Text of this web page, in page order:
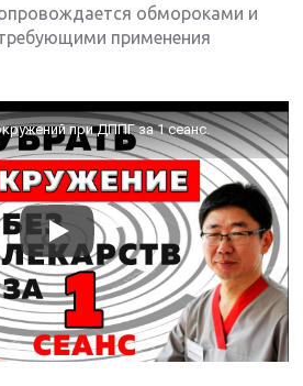
обмороками и
применения
при ДППГ за 1 сеанс.